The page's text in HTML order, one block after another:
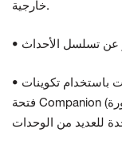
خارجية.
• يمكن استبدال الوحدة بشكل سريع عبر الإنترنت باستخدام تكوينات
فتحة Companion (المجاورة) المخصصة أو SmartSlot (فتحة